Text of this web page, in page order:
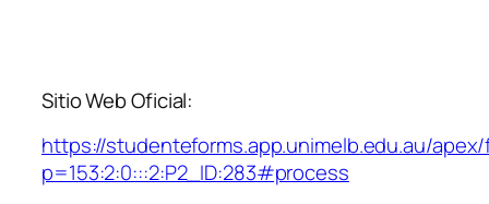
Sitio Web Oficial:
https://studenteforms.app.unimelb.edu.au/
p=153:2:0:::2:P2_ID:283#process